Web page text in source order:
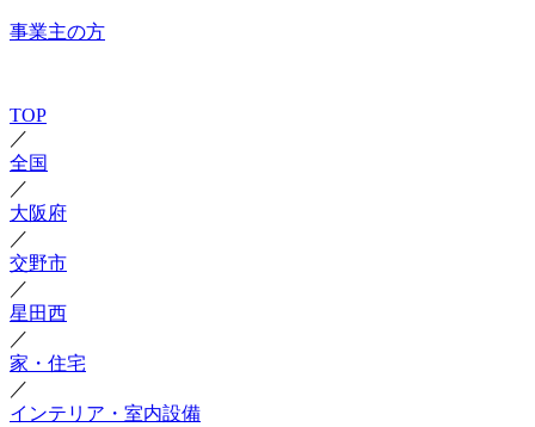
事業主の方
TOP
／
全国
／
大阪府
／
交野市
／
星田西
／
家・住宅
／
インテリア・室内設備